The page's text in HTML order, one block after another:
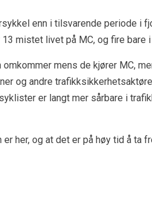
enn i tilsvarende periode i
mistet livet på MC, og fire bare i
mens de kjører MC,
og andre
er langt mer sårbare i
her, og at det er på høy tid å ta